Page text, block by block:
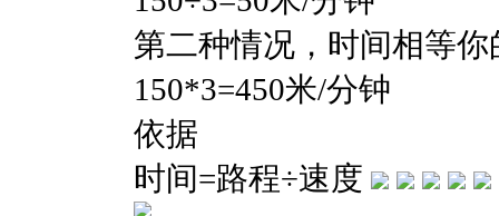
第二种情况，时间相等
150*3=450米/分钟
依据
时间=路程÷速度